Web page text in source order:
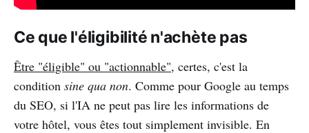
Ce que l'éligibilité n'achète pas
Être "éligible" ou "actionnable", certes, c'est la
condition sine qua non. Comme pour Google au temps
du SEO, si l'IA ne peut pas lire les informations de
votre hôtel, vous êtes tout simplement invisible. En